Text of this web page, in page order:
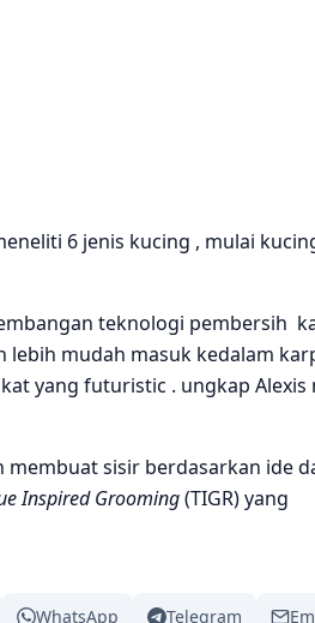
6 jenis kucing , mulai
teknologi pembersih
mudah masuk kedalam
yang futuristic . ungkap Alexis
sisir berdasarkan ide
Inspired Grooming(TIGR) yang
WhatsApp Telegram